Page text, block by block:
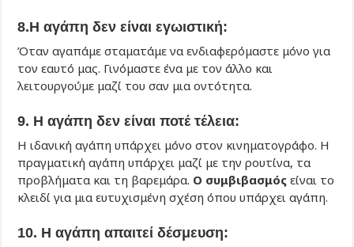
8.Η αγάπη δεν είναι εγωιστική:
Όταν αγαπάμε σταματάμε να ενδιαφερόμαστε μόνο για
τον εαυτό μας. Γινόμαστε ένα με τον άλλο και
λειτουργούμε μαζί του σαν μια οντότητα.
9. Η αγάπη δεν είναι ποτέ τέλεια:
Η ιδανική αγάπη υπάρχει μόνο στον κινηματογράφο. Η
πραγματική αγάπη υπάρχει μαζί με την ρουτίνα, τα
προβλήματα και τη βαρεμάρα. Ο συμβιβασμός είναι το
κλειδί για μια ευτυχισμένη σχέση όπου υπάρχει αγάπη.
10. Η αγάπη απαιτεί δέσμευση: